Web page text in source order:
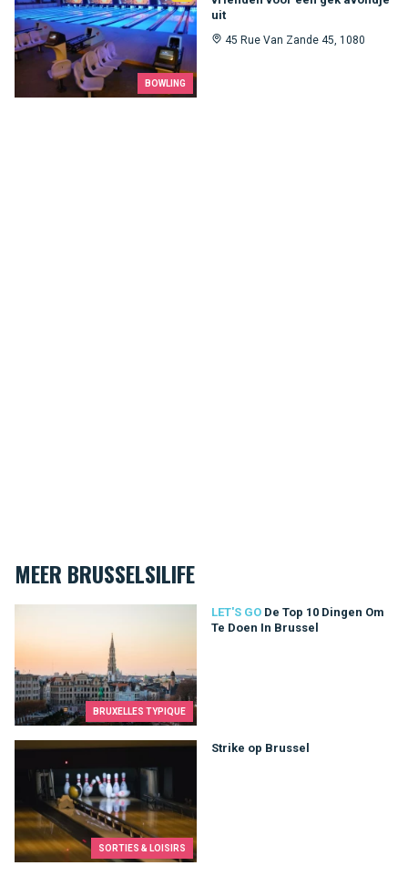
BOWLING
uit
45 Rue Van Zande 45, 1080
MEER BRUSSELSILIFE
BRUXELLES TYPIQUE
LET'S GO De Top 10 Dingen Om
Te Doen In Brussel
De Top 10 Dingen Om Te Doen In Brussel
SORTIES & LOISIRS
Strike op Brussel
Strike op Brussel